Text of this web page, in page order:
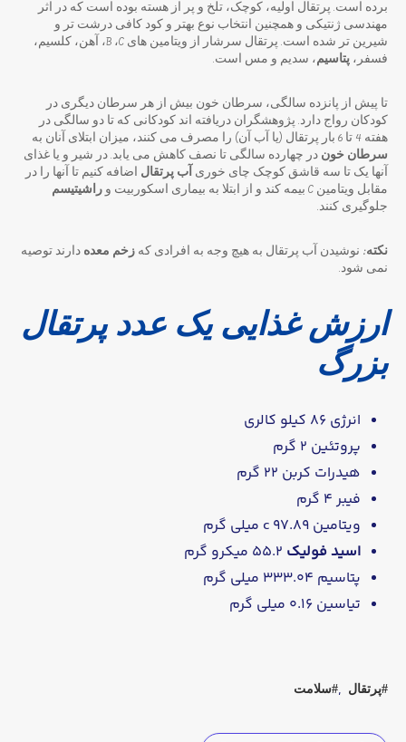
برده است. پرتقال اولیه، کوچک، تلخ و پر از هسته بوده است که در اثر
مهندسی ژنتیکی و همچنین انتخاب نوع بهتر و کود کافی درشت تر و
شیرین تر شده است. پرتقال سرشار از ویتامین های B ،C، آهن، کلسیم،
فسفر، پتاسیم، سدیم و مس است.
تا پیش از پانزده سالگی، سرطان خون بیش از هر سرطان دیگری در
کودکان رواج دارد. پژوهشگران دریافته اند کودکانی که تا دو سالگی در
هفته 4 تا 6 بار پرتقال (یا آب آن) را مصرف می کنند، میزان ابتلای آنان به
سرطان خون در چهارده سالگی تا نصف کاهش می یابد. در شیر و یا غذای
آنها یک تا سه قاشق کوچک چای خوری آب پرتقال اضافه کنیم تا آنها را در
مقابل ویتامین C بیمه کند و از ابتلا به بیماری اسکوربیت و
راشیتیسم
جلوگیری کنند.
نکته: نوشیدن آب پرتقال به هیچ وجه به افرادی که زخم معده دارند توصیه
نمی شود.
ارزش غذایی یک عدد پرتقال
بزرگ
انرژی 86 کیلو کالری
پروتئین 2 گرم
هیدرات کربن 22 گرم
فیبر 4 گرم
ویتامین c 97.89 میلی گرم
اسید فولیک
پتاسیم 333.04 میلی گرم
تیاسین 0.16 میلی گرم
پرتقال سلامت